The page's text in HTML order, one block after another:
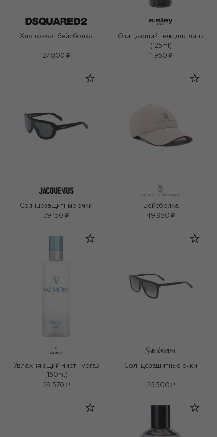
Хлопковая бейсболка
27 800 ₽
Очищающий гель для лица
(125ml)
11 950 ₽
Солнцезащитные очки
39 150 ₽
Бейсболка
49 950 ₽
Увлажняющий мист Hydra3
(150ml)
29 570 ₽
Солнцезащитные очки
25 500 ₽